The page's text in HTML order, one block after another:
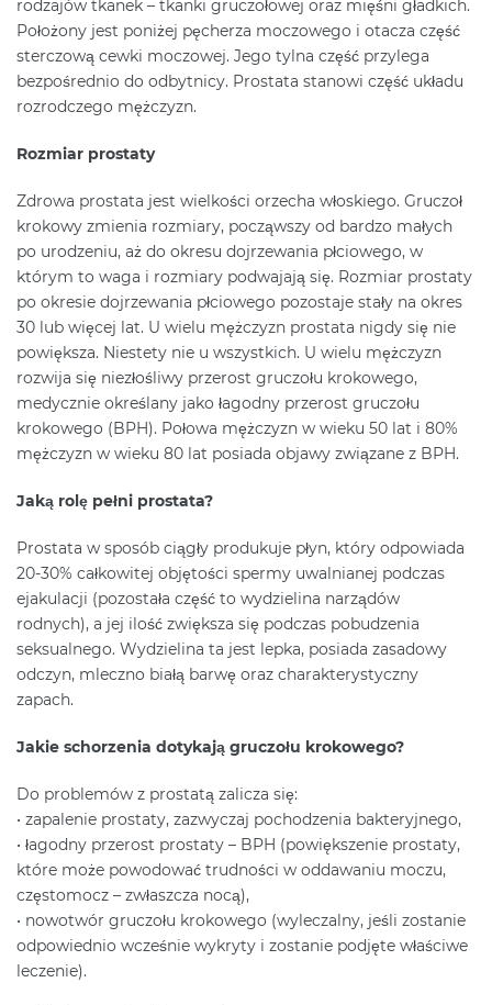
rodzajów tkanek – tkanki gruczołowej oraz mięśni gładkich.
Położony jest poniżej pęcherza moczowego i otacza część
sterczową cewki moczowej. Jego tylna część przylega
bezpośrednio do odbytnicy. Prostata stanowi część układu
rozrodczego mężczyzn.
Rozmiar prostaty
Zdrowa prostata jest wielkości orzecha włoskiego. Gruczoł
krokowy zmienia rozmiary, począwszy od bardzo małych
po urodzeniu, aż do okresu dojrzewania płciowego, w
którym to waga i rozmiary podwajają się. Rozmiar prostaty
po okresie dojrzewania płciowego pozostaje stały na okres
30 lub więcej lat. U wielu mężczyzn prostata nigdy się nie
powiększa. Niestety nie u wszystkich. U wielu mężczyzn
rozwija się niezłośliwy przerost gruczołu krokowego,
medycznie określany jako łagodny przerost gruczołu
krokowego (BPH). Połowa mężczyzn w wieku 50 lat i 80%
mężczyzn w wieku 80 lat posiada objawy związane z BPH.
Jaką rolę pełni prostata?
Prostata w sposób ciągły produkuje płyn, który odpowiada
20-30% całkowitej objętości spermy uwalnianej podczas
ejakulacji (pozostała część to wydzielina narządów
rodnych), a jej ilość zwiększa się podczas pobudzenia
seksualnego. Wydzielina ta jest lepka, posiada zasadowy
odczyn, mleczno białą barwę oraz charakterystyczny
zapach.
Jakie schorzenia dotykają gruczołu krokowego?
Do problemów z prostatą zalicza się:
• zapalenie prostaty, zazwyczaj pochodzenia bakteryjnego,
• łagodny przerost prostaty – BPH (powiększenie prostaty,
które może powodować trudności w oddawaniu moczu,
częstomocz – zwłaszcza nocą),
• nowotwór gruczołu krokowego (wyleczalny, jeśli zostanie
odpowiednio wcześnie wykryty i zostanie podjęte właściwe
leczenie).